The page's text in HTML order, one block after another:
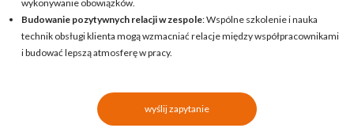
wykonywanie obowiązków.
Budowanie pozytywnych relacji w zespole: Wspólne szkolenie i nauka
technik obsługi klienta mogą wzmacniać relacje między współpracownikami
i budować lepszą atmosferę w pracy.
wyślij zapytanie